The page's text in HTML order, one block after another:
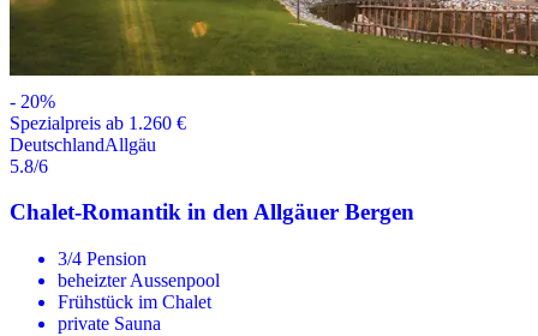
- 20%
Spezialpreis ab 1.260 €
DeutschlandAllgäu
5.8/6
Chalet-Romantik in den Allgäuer Bergen
3/4 Pension
beheizter Aussenpool
Frühstück im Chalet
private Sauna